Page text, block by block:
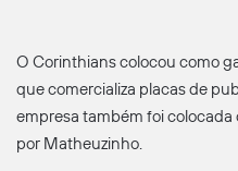
O Corinthians colocou como
que comercializa placas de
empresa também foi
por Matheuzinho.